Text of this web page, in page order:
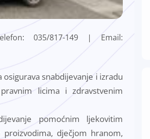
035/817-149 |
Email:
osigurava snabdijevanje i izradu
licima i zdravstvenim
pomoćnim ljekovitim
dječjom hranom,